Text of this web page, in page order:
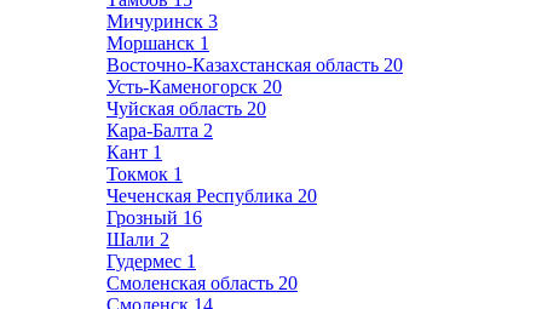
Мичуринск 3
Моршанск 1
Восточно-Казахстанская область 20
Усть-Каменогорск 20
Чуйская область 20
Кара-Балта 2
Кант 1
Токмок 1
Чеченская Республика 20
Грозный 16
Шали 2
Гудермес 1
Смоленская область 20
Смоленск 14